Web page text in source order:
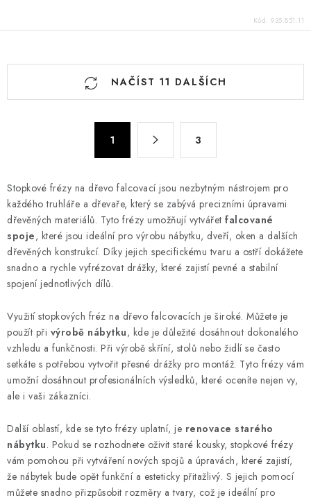
Kód: 935.851.11
O
c
í
p
r
v
k
y
ý
p
i
s
u
NAČÍST 11 DALŠÍCH
á
n
k
o
v
á
n
1 3
Stopkové frézy na dřevo falcovací jsou nezbytným nástrojem pro
každého truhláře a dřevaře, který se zabývá precizními úpravami
dřevěných materiálů. Tyto frézy umožňují vytvářet falcované
spoje, které jsou ideální pro výrobu nábytku, dveří, oken a dalších
dřevěných konstrukcí. Díky jejich specifickému tvaru a ostří dokážete
snadno a rychle vyfrézovat drážky, které zajistí pevné a stabilní
spojení jednotlivých dílů.
Využití stopkových fréz na dřevo falcovacích je široké. Můžete je
použít při výrobě nábytku, kde je důležité dosáhnout dokonalého
vzhledu a funkčnosti. Při výrobě skříní, stolů nebo židlí se často
setkáte s potřebou vytvořit přesné drážky pro montáž. Tyto frézy vám
umožní dosáhnout profesionálních výsledků, které oceníte nejen vy,
ale i vaši zákazníci.
Další oblastí, kde se tyto frézy uplatní, je renovace starého
nábytku. Pokud se rozhodnete oživit staré kousky, stopkové frézy
vám pomohou při vytváření nových spojů a úpravách, které zajistí,
že nábytek bude opět funkční a esteticky přitažlivý. S jejich pomocí
můžete snadno přizpůsobit rozměry a tvary, což je ideální pro